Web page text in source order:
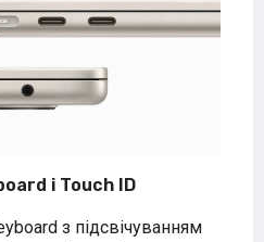
і Touch ID
з підсвічуванням